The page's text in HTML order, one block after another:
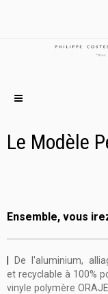
Le Modèle
Ensemble, vous
De l'aluminium,
et recyclable à 100%
vinyle polymère